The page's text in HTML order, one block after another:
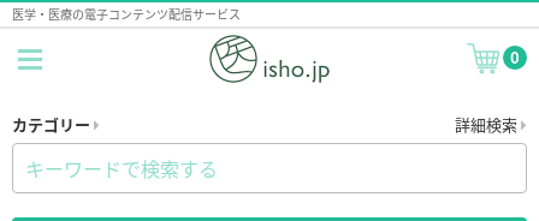
医学・医療の電子コンテンツ配信サービス
0
カテゴリー 詳細検索